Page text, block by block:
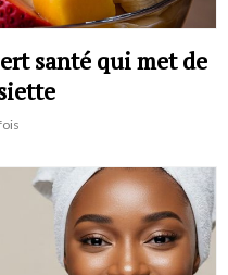
santé qui met de